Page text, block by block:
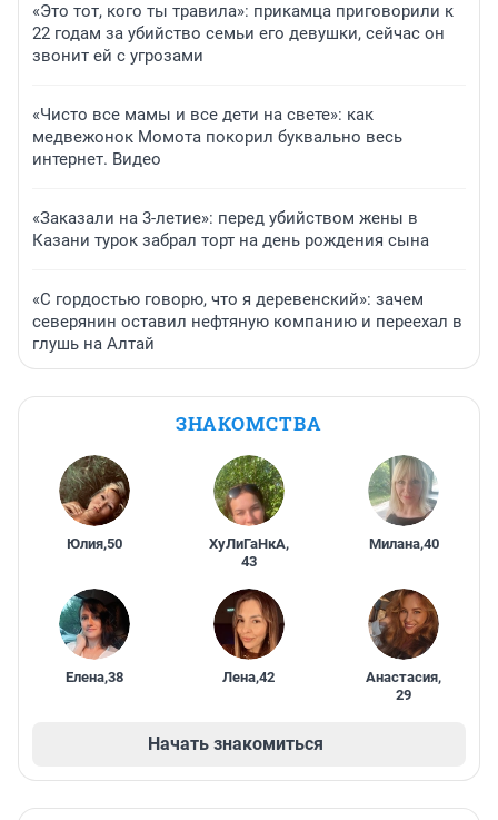
«Это тот, кого ты травила»: прикамца приговорили к
22 годам за убийство семьи его девушки, сейчас он
звонит ей с угрозами
«Чисто все мамы и все дети на свете»: как
медвежонок Момота покорил буквально весь
интернет. Видео
«Заказали на 3-летие»: перед убийством жены в
Казани турок забрал торт на день рождения сына
«С гордостью говорю, что я деревенский»: зачем
северянин оставил нефтяную компанию и переехал в
глушь на Алтай
ЗНАКОМСТВА
Юлия,50 ХуЛиГаНкА,
43
Милана,40
Елена,38 Лена,42 Анастасия,
29
Начать знакомиться